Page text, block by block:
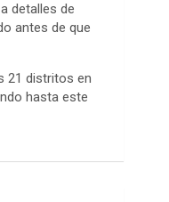
detalles de
antes de que
21 distritos en
hasta este